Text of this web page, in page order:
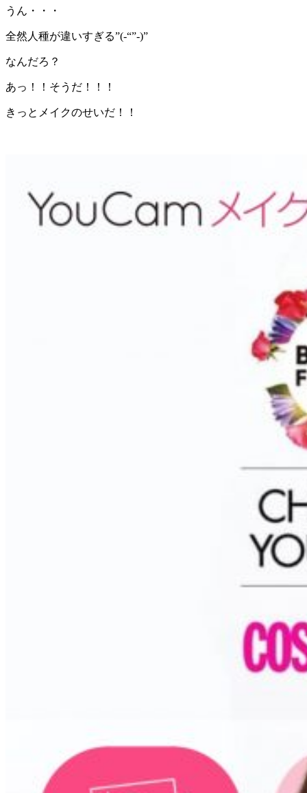
うん・・・
全然人種が違いすぎる”(-“”-)”
なんだろ？
あっ！！そうだ！！！
きっとメイクのせいだ！！